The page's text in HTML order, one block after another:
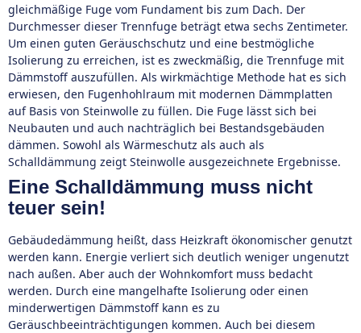
gleichmäßige Fuge vom Fundament bis zum Dach. Der
Durchmesser dieser Trennfuge beträgt etwa sechs Zentimeter.
Um einen guten Geräuschschutz und eine bestmögliche
Isolierung zu erreichen, ist es zweckmäßig, die Trennfuge mit
Dämmstoff auszufüllen. Als wirkmächtige Methode hat es sich
erwiesen, den Fugenhohlraum mit modernen Dämmplatten
auf Basis von Steinwolle zu füllen. Die Fuge lässt sich bei
Neubauten und auch nachträglich bei Bestandsgebäuden
dämmen. Sowohl als Wärmeschutz als auch als
Schalldämmung zeigt Steinwolle ausgezeichnete Ergebnisse.
Eine Schalldämmung muss nicht
teuer sein!
Gebäudedämmung heißt, dass Heizkraft ökonomischer genutzt
werden kann. Energie verliert sich deutlich weniger ungenutzt
nach außen. Aber auch der Wohnkomfort muss bedacht
werden. Durch eine mangelhafte Isolierung oder einen
minderwertigen Dämmstoff kann es zu
Geräuschbeeinträchtigungen kommen. Auch bei diesem